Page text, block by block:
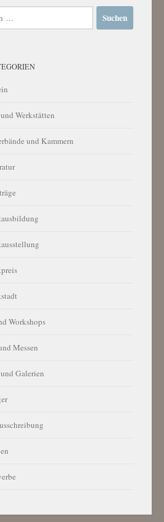
Werkstätten
und Kammern
Workshops
Messen
Galerien